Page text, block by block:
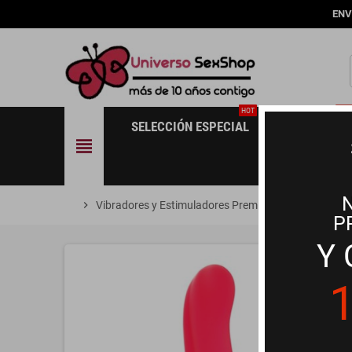
view_headline
SELECCIÓN ESPECIAL
HOT NEW
chevron_right Vibradores y Estimuladores Premium
Y